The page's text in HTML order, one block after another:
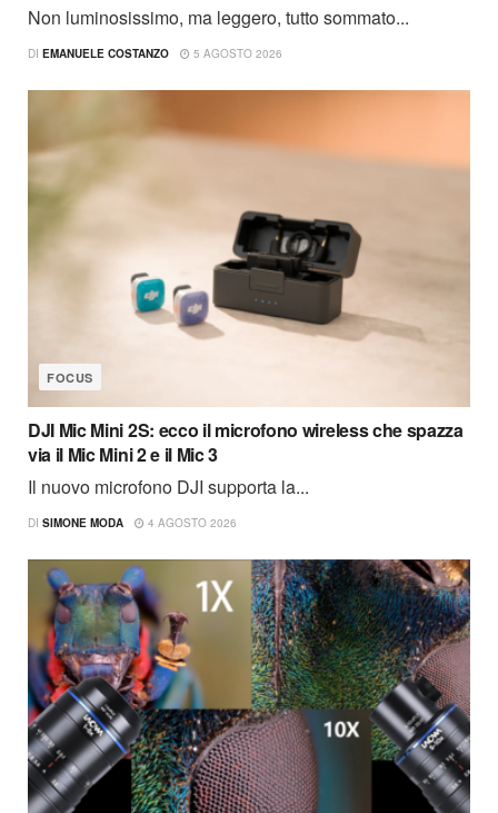
Non luminosissimo, ma leggero, tutto sommato...
DI EMANUELE COSTANZO 5 AGOSTO 2026
FOCUS
DJI Mic Mini 2S: ecco il microfono wireless che spazza
via il Mic Mini 2 e il Mic 3
Il nuovo microfono DJI supporta la...
DI SIMONE MODA 4 AGOSTO 2026